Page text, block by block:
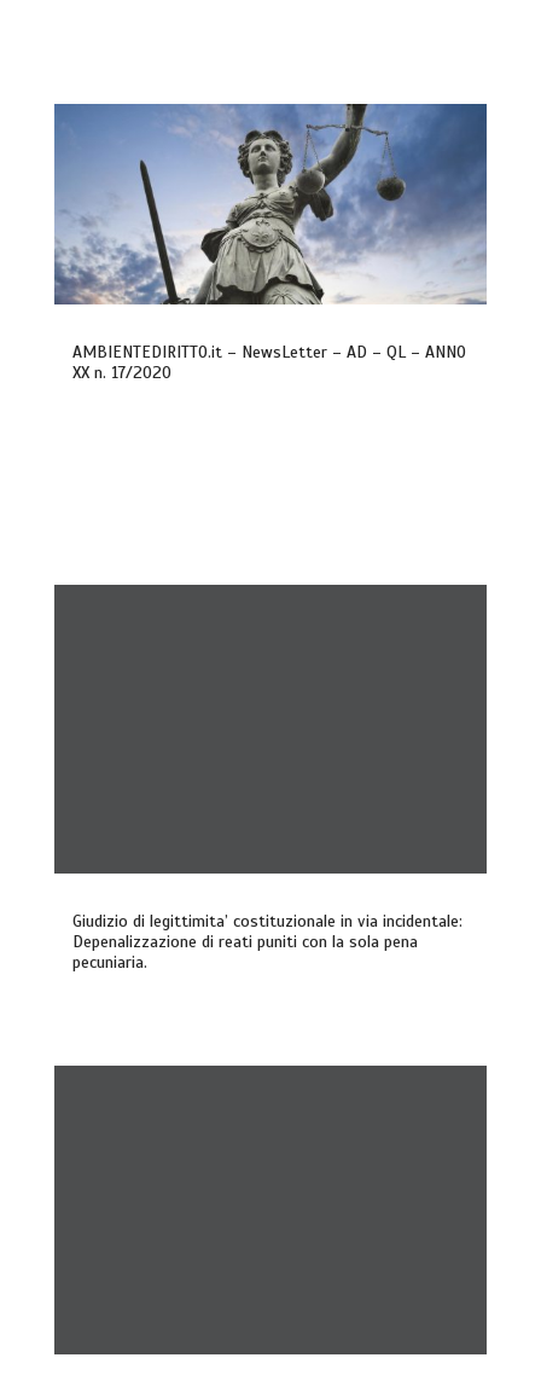
AMBIENTEDIRITTO.it – NewsLetter – AD – QL – ANNO
XX n. 17/2020
Giudizio di legittimita’ costituzionale in via incidentale:
Depenalizzazione di reati puniti con la sola pena
pecuniaria.